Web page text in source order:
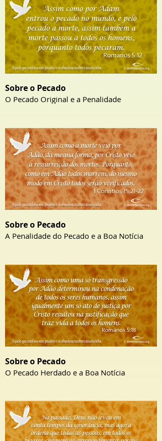
Sobre o Pecado
O Pecado Original e a Penalidade
Sobre o Pecado
A Penalidade do Pecado e a Boa Notícia
Sobre o Pecado
O Pecado Herdado e a Boa Notícia